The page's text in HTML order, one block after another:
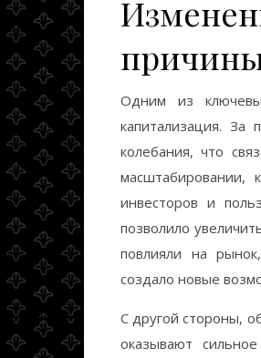
Одним из
капитализация. За
колебания, что
масштабировании,
инвесторов и
позволило
повлияли на
создало новые
С другой стороны,
оказывают